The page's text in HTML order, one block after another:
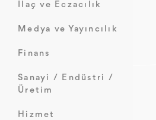
İlaç ve Eczacılık
Medya ve Yayıncılık
Finans
Sanayi / Endüstri /
Üretim
Hizmet